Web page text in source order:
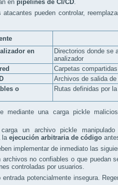
en pipelines de CI/CD.
atacantes pueden controlar,
en
Directorios donde se
analizador
Carpetas
Archivos de salida
o
Rutas definidas por
mediante una carga pickle
un archivo pickle manipulado
la ejecución arbitraria de código
implementar de inmediato las
archivos no confiables o que puedan
controladas por usuarios.
potencialmente insegura.